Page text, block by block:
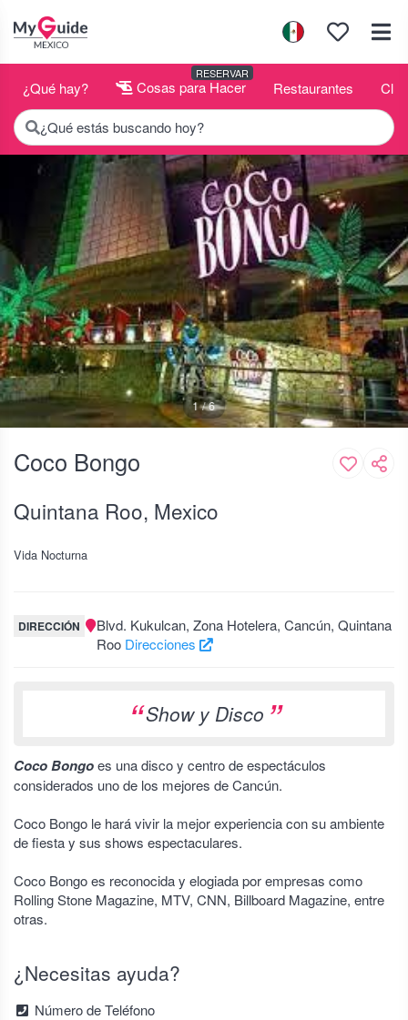
¿Qué hay? Cosas para Hacer
RESERVAR
Restaurantes
¿Qué estás buscando hoy?
1 / 6
Coco Bongo
Quintana Roo, Mexico
Vida Nocturna
DIRECCIÓN
Blvd. Kukulcan, Zona Hotelera, Cancún, Quintana
Roo Direcciones
Show y Disco
Coco Bongoes una disco y centro de espectáculos
considerados uno de los mejores de Cancún.
Coco Bongo le hará vivir la mejor experiencia con su ambiente
de fiesta y sus shows espectaculares.
Coco Bongo es reconocida y elogiada por empresas como
Rolling Stone Magazine, MTV, CNN, Billboard Magazine, entre
otras.
¿Necesitas ayuda?
Número de Teléfono